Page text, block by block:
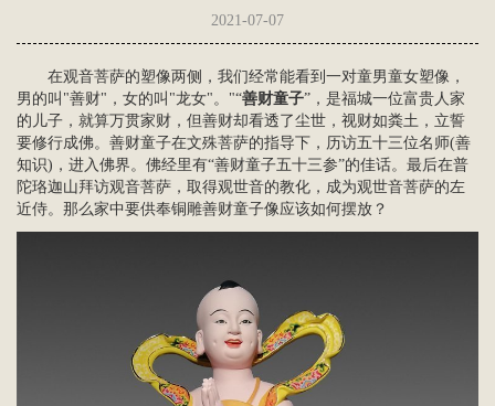
2021-07-07
在观音菩萨的塑像两侧，我们经常能看到一对童男童女塑像，
男的叫"善财"，女的叫"龙女"。"“善财童子”，是福城一位富贵人家
的儿子，就算万贯家财，但善财却看透了尘世，视财如粪土，立誓
要修行成佛。 善财童子在文殊菩萨的指导下，历访五十三位名师(善
知识)，进入佛界。佛经里有“善财童子五十三参”的佳话。最后在普
陀珞迦山拜访观音菩萨，取得观世音的教化，成为观世音菩萨的左
近侍。那么家中要供奉铜雕善财童子像应该如何摆放？